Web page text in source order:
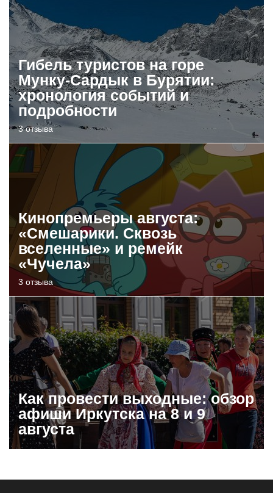
Гибель туристов на горе
Мунку-Сардык в Бурятии:
хронология событий и
подробности
3 отзыва
Кинопремьеры августа:
«Смешарики. Сквозь
вселенные» и ремейк
«Чучела»
3 отзыва
Как провести выходные: обзор
афиши Иркутска на 8 и 9
августа